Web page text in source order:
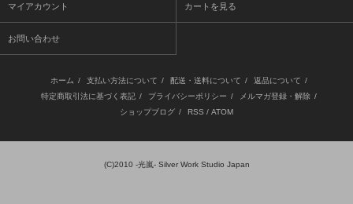
マイアカウント カートを見る
お問い合わせ
ホーム / 支払い方法について / 配送・送料について / 返品について /
特定商取引法に基づく表記 / プライバシーポリシー / メルマガ登録・解除 /
ショップブログ / RSS / ATOM
(C)2010 -光嵐- Silver Work Studio Japan